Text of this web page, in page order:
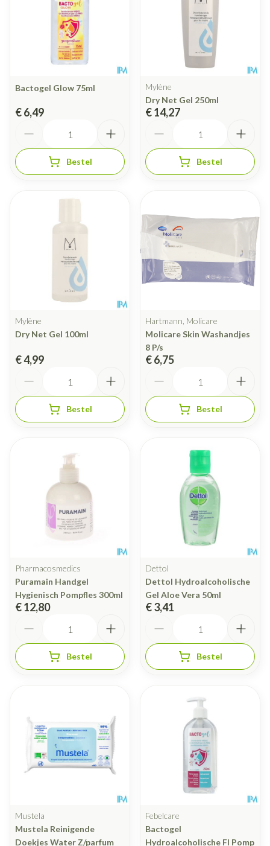
Bactogel Glow 75ml
€ 6,49
Bestel
Mylène
Dry Net Gel 250ml
€ 14,27
Bestel
Mylène
Dry Net Gel 100ml
€ 4,99
Bestel
Hartmann, Molicare
Molicare Skin Washandjes
8 P/s
€ 6,75
Bestel
Pharmacosmedics
Puramain Handgel
Hygienisch Pompfles 300ml
€ 12,80
Bestel
Dettol
Dettol Hydroalcoholische
Gel Aloe Vera 50ml
€ 3,41
Bestel
Mustela
Mustela Reinigende
Doekjes Water Z/parfum
Febelcare
Bactogel
Hydroalcoholische Fl Pomp